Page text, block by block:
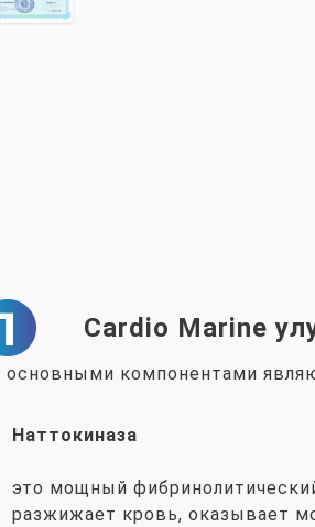
Cardio Marine
основными компонентами
Наттокиназа
это мощный
разжижает кровь, оказывает